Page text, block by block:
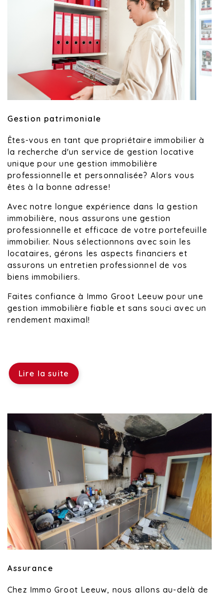
Gestion patrimoniale
Êtes-vous en tant que propriétaire immobilier à
la recherche d'un service de gestion locative
unique pour une gestion immobilière
professionnelle et personnalisée? Alors vous
êtes à la bonne adresse!
Avec notre longue expérience dans la gestion
immobilière, nous assurons une gestion
professionnelle et efficace de votre portefeuille
immobilier. Nous sélectionnons avec soin les
locataires, gérons les aspects financiers et
assurons un entretien professionnel de vos
biens immobiliers.
Faites confiance à Immo Groot Leeuw pour une
gestion immobilière fiable et sans souci avec un
rendement maximal!
Lire la suite
Assurance
Chez Immo Groot Leeuw, nous allons au-delà de